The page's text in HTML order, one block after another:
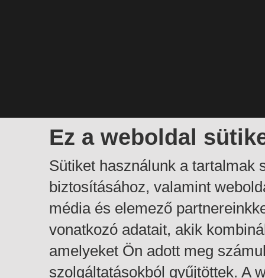
Ez a weboldal
Sütiket használunk a tartalmak
biztosításához, valamint
média és elemező
vonatkozó adatait, akik
amelyeket Ön adott meg
szolgáltatásokból gyűjtöttek. A